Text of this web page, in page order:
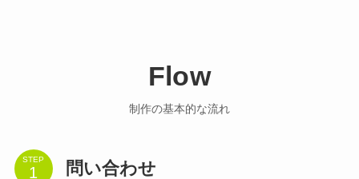
Flow
制作の基本的な流れ
STEP 問い合わせ